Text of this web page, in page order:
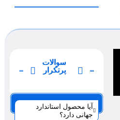
سوالات
پرتکرار
صفحه 1
آیا محصول استاندارد
جهانی دارد؟